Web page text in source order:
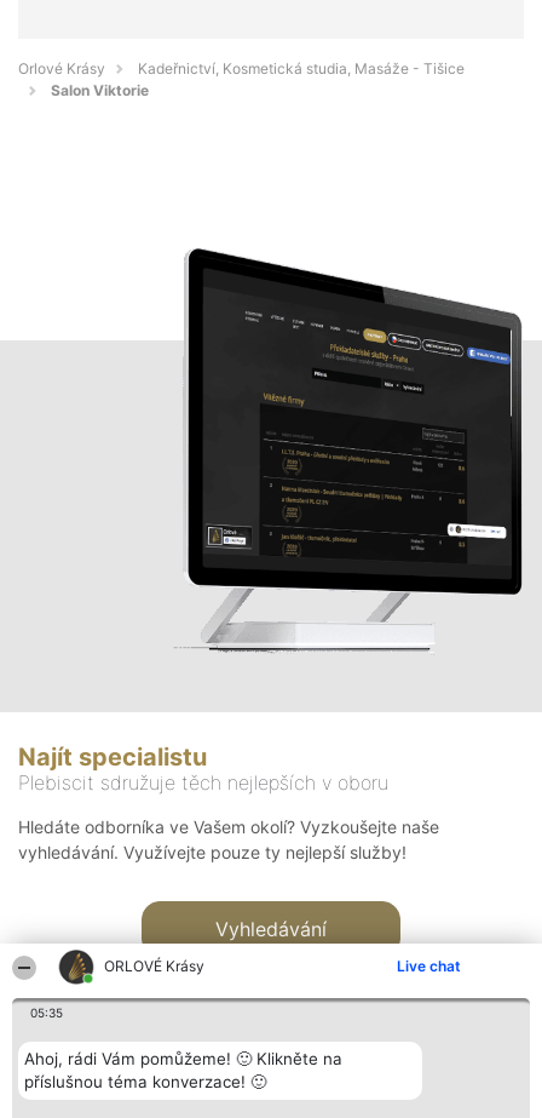
ORLOVÉ Krásy Live chat
05:35
Ahoj, rádi Vám pomůžeme! 🙂 Klikněte na
příslušnou téma konverzace! 🙂
Orlové Krásy
Kadeřnictví, Kosmetická studia, Masáže - Tišice
Salon Viktorie
Najít specialistu
Plebiscit sdružuje těch nejlepších v oboru
Hledáte odborníka ve Vašem okolí? Vyzkoušejte naše
vyhledávání. Využívejte pouze ty nejlepší služby!
Vyhledávání